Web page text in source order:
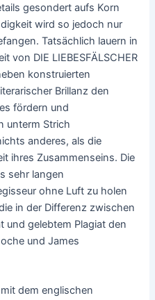
gesondert aufs Korn
wird so jedoch nur
Tatsächlich lauern in
von DIE LIEBESFÄLSCHER
konstruierten
Brillanz den
fördern und
unterm Strich
anderes, als die
ihres Zusammenseins. Die
sehr langen
ohne Luft zu holen
in der Differenz zwischen
und gelebtem Plagiat den
und James
dem englischen